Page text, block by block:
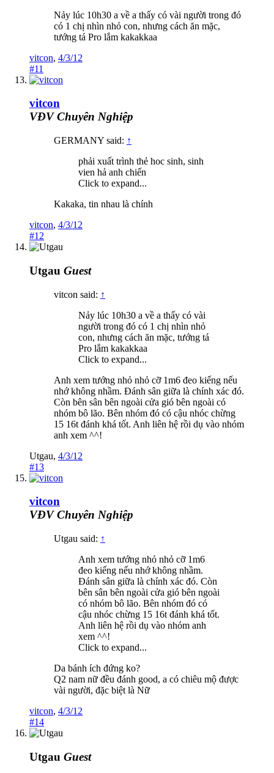
Nảy lúc 10h30 a về a thấy có vài người trong đó
có 1 chị nhìn nhỏ con, nhưng cách ăn mặc,
tướng tá Pro lắm kakakkaa
vitcon, 4/3/12
#11
vitcon
VĐV Chuyên Nghiệp
GERMANY said: ↑
phải xuất trình thẻ hoc sinh, sinh
vien hả anh chiến
Click to expand...
Kakaka, tin nhau là chính
vitcon, 4/3/12
#12
Utgau Guest
vitcon said: ↑
Nảy lúc 10h30 a về a thấy có vài
người trong đó có 1 chị nhìn nhỏ
con, nhưng cách ăn mặc, tướng tá
Pro lắm kakakkaa
Click to expand...
Anh xem tướng nhỏ nhỏ cỡ 1m6 đeo kiếng nếu
nhớ không nhầm. Đánh sân giữa là chính xác đó.
Còn bên sân bên ngoài cửa gió bên ngoài có
nhóm bô lão. Bên nhóm đó có cậu nhóc chừng
15 16t đánh khá tốt. Anh liên hệ rồi dụ vào nhóm
anh xem ^^!
Utgau, 4/3/12
#13
vitcon
VĐV Chuyên Nghiệp
Utgau said: ↑
Anh xem tướng nhỏ nhỏ cỡ 1m6
đeo kiếng nếu nhớ không nhầm.
Đánh sân giữa là chính xác đó. Còn
bên sân bên ngoài cửa gió bên ngoài
có nhóm bô lão. Bên nhóm đó có
cậu nhóc chừng 15 16t đánh khá tốt.
Anh liên hệ rồi dụ vào nhóm anh
xem ^^!
Click to expand...
Da bánh ích đứng ko?
Q2 nam nữ đều đánh good, a có chiêu mộ được
vài người, đặc biệt là Nữ
vitcon, 4/3/12
#14
Utgau Guest